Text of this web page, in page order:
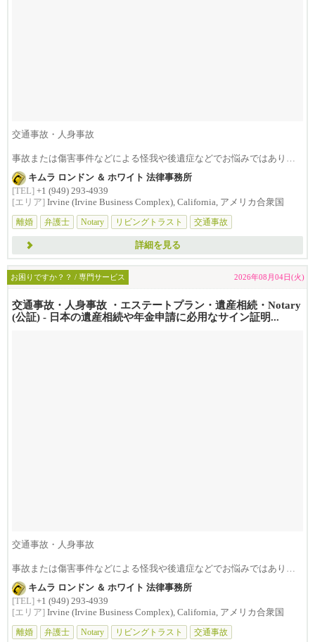
交通事故・人身事故
事故または傷害事件などによる怪我や後遺症などでお悩みではありま
せんか？損害賠償は治療費...
キムラ ロンドン ＆ ホワイト 法律事務所
[TEL] +1 (949) 293-4939
[エリア] Irvine (Irvine Business Complex), California, アメリカ合衆国
離婚
弁護士 Notary リビングトラスト 交通事故
詳細を見る
お困りですか？？ / 専門サービス 2026年08月04日(火)
交通事故・人身事故 ・エステートプラン・遺産相続・Notary
(公証) - 日本の遺産相続や年金申請に必用なサイン証明...
交通事故・人身事故
事故または傷害事件などによる怪我や後遺症などでお悩みではありま
せんか？損害賠償は治療費...
キムラ ロンドン ＆ ホワイト 法律事務所
[TEL] +1 (949) 293-4939
[エリア] Irvine (Irvine Business Complex), California, アメリカ合衆国
離婚
弁護士 Notary リビングトラスト 交通事故